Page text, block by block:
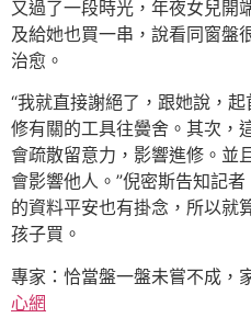
又過了一段時光，年夜女兒開
及給她也買一串，說看同窗盤
治愈。
“我就直接謝絕了，跟她說，
修有關的工具往黌舍。其次，
會疏散留意力，影響進修。並
會影響他人。”倪密斯告知記
的資料平安也有掛念，所以就
孩子買。
專家：恰當盤一盤未嘗不成，
心網